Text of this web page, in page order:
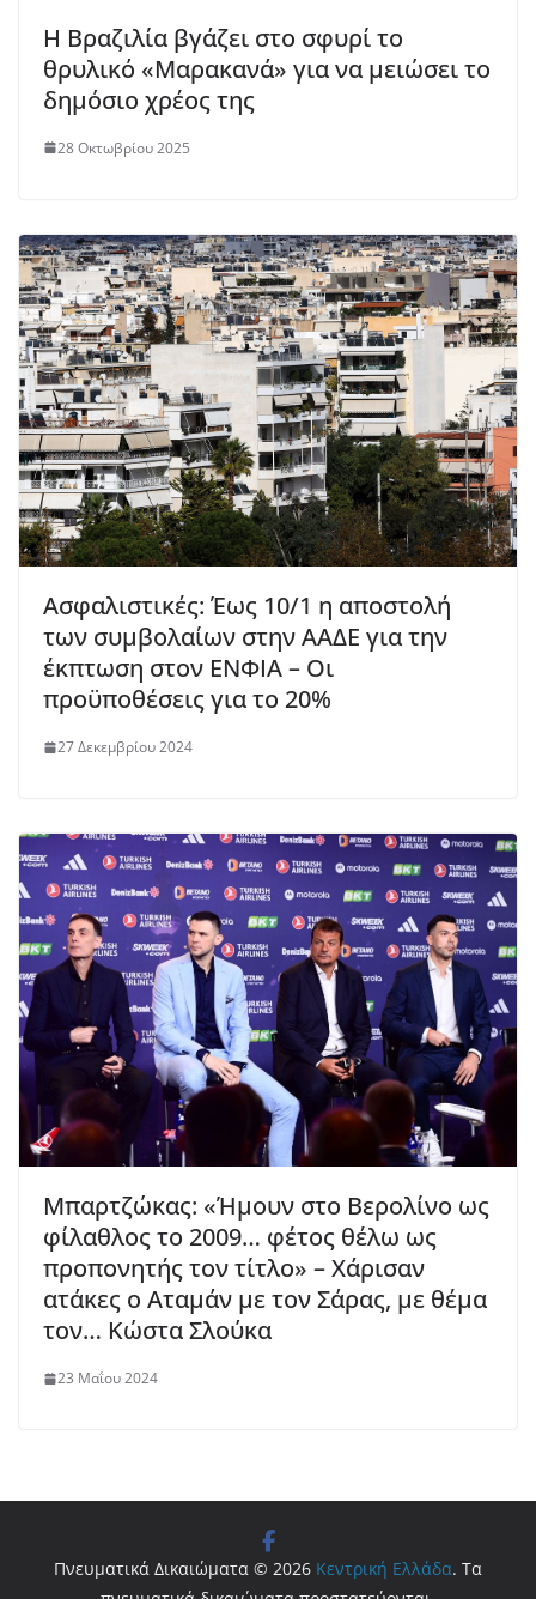
Η Βραζιλία βγάζει στο σφυρί το
θρυλικό «Μαρακανά» για να μειώσει το
δημόσιο χρέος της
28 Οκτωβρίου 2025
Ασφαλιστικές: Έως 10/1 η αποστολή
των συμβολαίων στην ΑΑΔΕ για την
έκπτωση στον ΕΝΦΙΑ – Οι
προϋποθέσεις για το 20%
27 Δεκεμβρίου 2024
Μπαρτζώκας: «Ήμουν στο Βερολίνο ως
φίλαθλος το 2009… φέτος θέλω ως
προπονητής τον τίτλο» – Χάρισαν
ατάκες ο Αταμάν με τον Σάρας, με θέμα
τον… Κώστα Σλούκα
23 Μαΐου 2024
Πνευματικά Δικαιώματα © 2026 Κεντρική Ελλάδα. Τα